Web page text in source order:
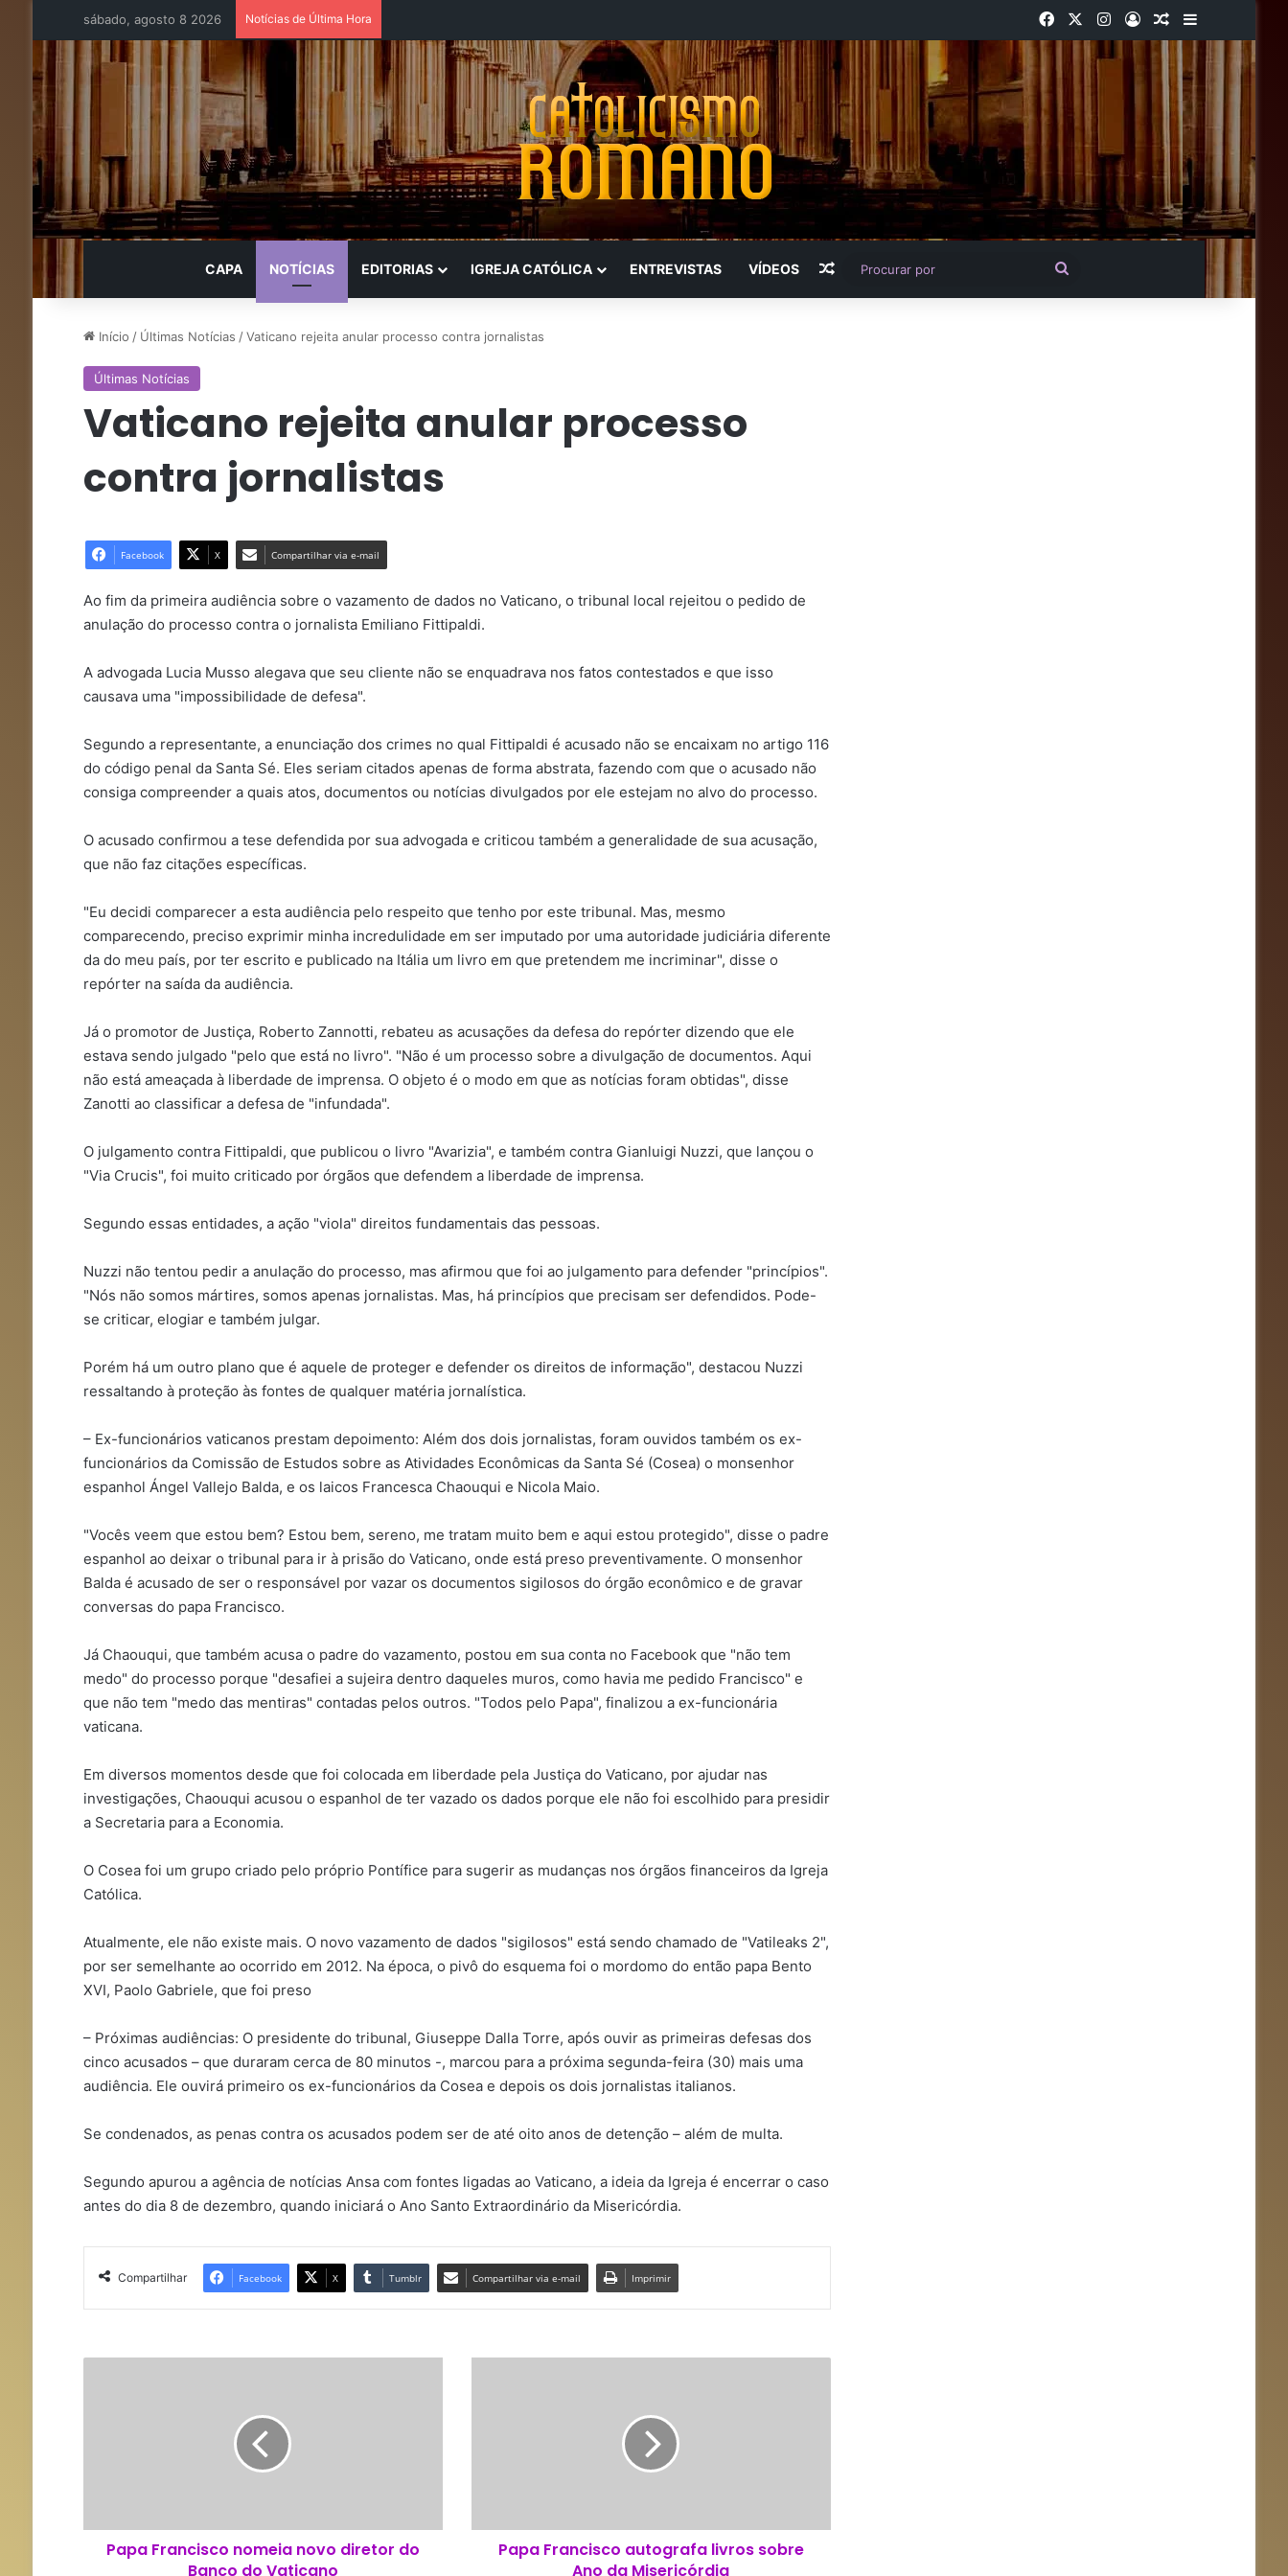
sábado, agosto 8 2026 Notícias de Última Hora FacebookInstagram
EntrarArtigo aleatório
Barra
CAPA NOTÍCIAS EDITORIAS IGREJA CATÓLICA ENTREVISTAS VÍDEOS Artigo aleatório
por
Início / Últimas Notícias /Vaticano rejeita anular processo contra jornalistas
Últimas Notícias
Vaticano rejeita anular processo
contra jornalistas
Facebook X Compartilhar via e-mail
Ao fim da primeira audiência sobre o vazamento de dados no Vaticano, o tribunal local rejeitou o pedido de
anulação do processo contra o jornalista Emiliano Fittipaldi.
A advogada Lucia Musso alegava que seu cliente não se enquadrava nos fatos contestados e que isso
causava uma "impossibilidade de defesa".
Segundo a representante, a enunciação dos crimes no qual Fittipaldi é acusado não se encaixam no artigo 116
do código penal da Santa Sé. Eles seriam citados apenas de forma abstrata, fazendo com que o acusado não
consiga compreender a quais atos, documentos ou notícias divulgados por ele estejam no alvo do processo.
O acusado confirmou a tese defendida por sua advogada e criticou também a generalidade de sua acusação,
que não faz citações específicas.
"Eu decidi comparecer a esta audiência pelo respeito que tenho por este tribunal. Mas, mesmo
comparecendo, preciso exprimir minha incredulidade em ser imputado por uma autoridade judiciária diferente
da do meu país, por ter escrito e publicado na Itália um livro em que pretendem me incriminar", disse o
repórter na saída da audiência.
Já o promotor de Justiça, Roberto Zannotti, rebateu as acusações da defesa do repórter dizendo que ele
estava sendo julgado "pelo que está no livro". "Não é um processo sobre a divulgação de documentos. Aqui
não está ameaçada à liberdade de imprensa. O objeto é o modo em que as notícias foram obtidas", disse
Zanotti ao classificar a defesa de "infundada".
O julgamento contra Fittipaldi, que publicou o livro "Avarizia", e também contra Gianluigi Nuzzi, que lançou o
"Via Crucis", foi muito criticado por órgãos que defendem a liberdade de imprensa.
Segundo essas entidades, a ação "viola" direitos fundamentais das pessoas.
Nuzzi não tentou pedir a anulação do processo, mas afirmou que foi ao julgamento para defender "princípios".
"Nós não somos mártires, somos apenas jornalistas. Mas, há princípios que precisam ser defendidos. Pode-
se criticar, elogiar e também julgar.
Porém há um outro plano que é aquele de proteger e defender os direitos de informação", destacou Nuzzi
ressaltando à proteção às fontes de qualquer matéria jornalística.
– Ex-funcionários vaticanos prestam depoimento: Além dos dois jornalistas, foram ouvidos também os ex-
funcionários da Comissão de Estudos sobre as Atividades Econômicas da Santa Sé (Cosea) o monsenhor
espanhol Ángel Vallejo Balda, e os laicos Francesca Chaouqui e Nicola Maio.
"Vocês veem que estou bem? Estou bem, sereno, me tratam muito bem e aqui estou protegido", disse o padre
espanhol ao deixar o tribunal para ir à prisão do Vaticano, onde está preso preventivamente. O monsenhor
Balda é acusado de ser o responsável por vazar os documentos sigilosos do órgão econômico e de gravar
conversas do papa Francisco.
Já Chaouqui, que também acusa o padre do vazamento, postou em sua conta no Facebook que "não tem
medo" do processo porque "desafiei a sujeira dentro daqueles muros, como havia me pedido Francisco" e
que não tem "medo das mentiras" contadas pelos outros. "Todos pelo Papa", finalizou a ex-funcionária
vaticana.
Em diversos momentos desde que foi colocada em liberdade pela Justiça do Vaticano, por ajudar nas
investigações, Chaouqui acusou o espanhol de ter vazado os dados porque ele não foi escolhido para presidir
a Secretaria para a Economia.
O Cosea foi um grupo criado pelo próprio Pontífice para sugerir as mudanças nos órgãos financeiros da Igreja
Católica.
Atualmente, ele não existe mais. O novo vazamento de dados "sigilosos" está sendo chamado de "Vatileaks 2",
por ser semelhante ao ocorrido em 2012. Na época, o pivô do esquema foi o mordomo do então papa Bento
XVI, Paolo Gabriele, que foi preso
– Próximas audiências: O presidente do tribunal, Giuseppe Dalla Torre, após ouvir as primeiras defesas dos
cinco acusados – que duraram cerca de 80 minutos -, marcou para a próxima segunda-feira (30) mais uma
audiência. Ele ouvirá primeiro os ex-funcionários da Cosea e depois os dois jornalistas italianos.
Se condenados, as penas contra os acusados podem ser de até oito anos de detenção – além de multa.
Segundo apurou a agência de notícias Ansa com fontes ligadas ao Vaticano, a ideia da Igreja é encerrar o caso
antes do dia 8 de dezembro, quando iniciará o Ano Santo Extraordinário da Misericórdia.
Compartilhar Facebook X Tumblr Compartilhar via e-mail Imprimir
c
Papa Francisco nomeia novo diretor do
Banco do Vaticano
c
Papa Francisco autografa livros sobre
Ano da Misericórdia